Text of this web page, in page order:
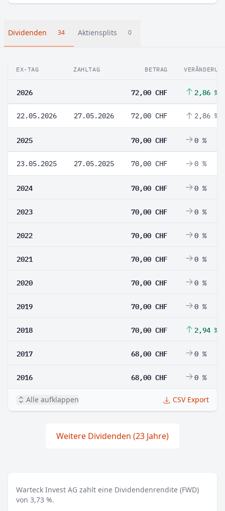
Dividenden 34 Aktiensplits 0
EX-TAG ZAHLTAG BETRAG
2026 72,00 CHF 2,86 %
22.05.2026 27.05.2026 72,00 CHF 2,86 %
2025 70,00 CHF 0 %
23.05.2025 27.05.2025 70,00 CHF 0 %
2024 70,00 CHF 0 %
2023 70,00 CHF 0 %
2022 70,00 CHF 0 %
2021 70,00 CHF 0 %
2020 70,00 CHF 0 %
2019 70,00 CHF 0 %
2018 70,00 CHF 2,94 %
2017 68,00 CHF 0 %
2016 68,00 CHF 0 %
Alle aufklappen CSV Export
Weitere Dividenden (23 Jahre)
Warteck Invest AG zahlt eine Dividendenrendite (FWD)
von 3,73 %.